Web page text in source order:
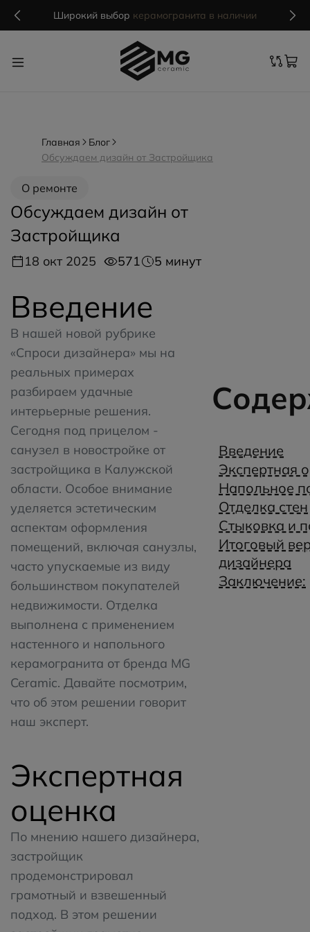
Широкий выбор керамогранита в наличии
Главная
Блог
Обсуждаем дизайн от Застройщика
О ремонте
Обсуждаем дизайн от
Застройщика
18 окт 2025 571 5 минут
Введение
В нашей новой рубрике
«Спроси дизайнера» мы на
реальных примерах
разбираем удачные
интерьерные решения.
Сегодня под прицелом -
санузел в новостройке от
застройщика в Калужской
области. Особое внимание
уделяется эстетическим
аспектам оформления
помещений, включая санузлы,
часто упускаемые из виду
большинством покупателей
недвижимости. Отделка
выполнена с применением
настенного и напольного
керамогранита от бренда MG
Ceramic. Давайте посмотрим,
что об этом решении говорит
наш эксперт.
Экспертная
оценка
По мнению нашего дизайнера,
застройщик
продемонстрировал
грамотный и взвешенный
подход. В этом решении
Введение
Экспертная
Напольное
Отделка стен
Стыковка и
Итоговый
дизайнера
Заключение: